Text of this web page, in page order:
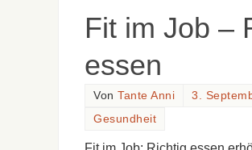
Fit im Job –
essen
Von Tante Anni
3.
Gesundheit